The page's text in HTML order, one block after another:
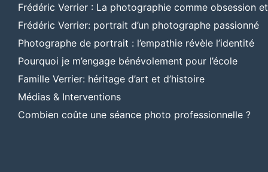
Frédéric Verrier : La photographie comme obsession
Frédéric Verrier: portrait d’un photographe passionné
Photographe de portrait : l’empathie révèle l’identité
Pourquoi je m’engage bénévolement pour l’école
Famille Verrier: héritage d’art et d’histoire
Médias & Interventions
Combien coûte une séance photo professionnelle ?